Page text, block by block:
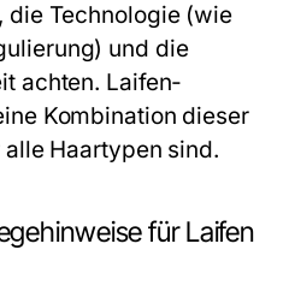
die Technologie (wie
und die
achten. Laifen-
Kombination dieser
Haartypen sind.
für Laifen